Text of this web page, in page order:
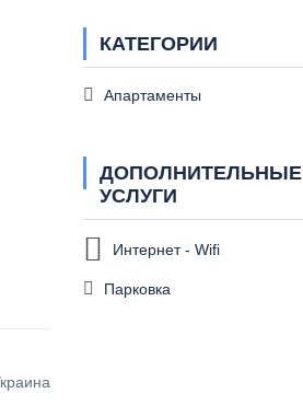
КАТЕГОРИИ
Апартаменты
ДОПОЛНИТЕЛЬНЫЕ
УСЛУГИ
Интернет - Wifi
Парковка